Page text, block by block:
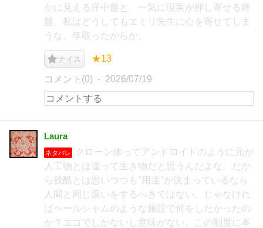
かに見える序中盤と、一気に現実が押し寄せる終
盤。私はどうしてもエミリ先生に心を寄せてしま
うな。年取ったからか。
ナイス ★13
コメント(0) 2026/07/19
Laura
ネタバレ
クローン体ってアンドロイドのように元が
人工物とは違って生き物だと思うんだよな。だか
ら残酷とは思いつつも"用途"が決まっているなら
人間と同じ扱いをするべきではない。じゃなけれ
ばヘールシャムのような施設で何をしたかったの
か？エゴでしかないし意味がない。この制度に本